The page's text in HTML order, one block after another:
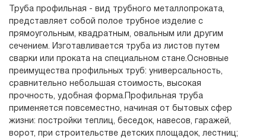
Труба профильная - вид трубного металлопроката,
представляет собой полое трубное изделие с
прямоугольным, квадратным, овальным или другим
сечением. Изготавливается труба из листов путем
сварки или проката на специальном стане.Основные
преимущества профильных труб: универсальность,
сравнительно небольшая стоимость, высокая
прочность, удобная форма.Профильная труба
применяется повсеместно, начиная от бытовых сфер
жизни: постройки теплиц, беседок, навесов, гаражей,
ворот, при строительстве детских площадок, лестниц;